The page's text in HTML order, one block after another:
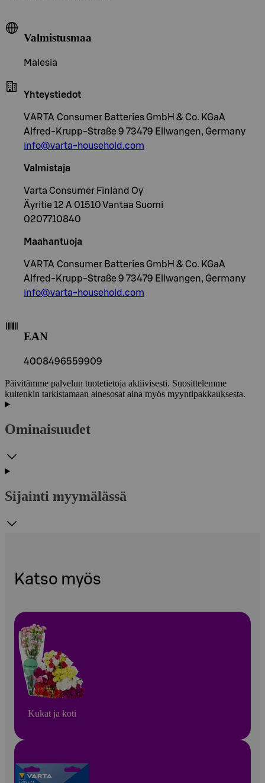
Valmistusmaa
Malesia
Yhteystiedot
VARTA Consumer Batteries GmbH & Co. KGaA
Alfred-Krupp-Straße 9 73479 Ellwangen, Germany
info@varta-household.com
Valmistaja
Varta Consumer Finland Oy
Äyritie 12 A 01510 Vantaa Suomi
0207710840
Maahantuoja
VARTA Consumer Batteries GmbH & Co. KGaA
Alfred-Krupp-Straße 9 73479 Ellwangen, Germany
info@varta-household.com
EAN
4008496559909
Päivitämme palvelun tuotetietoja aktiivisesti. Suosittelemme
kuitenkin tarkistamaan ainesosat aina myös myyntipakkauksesta.
Ominaisuudet
Sijainti myymälässä
Katso myös
Kukat ja koti